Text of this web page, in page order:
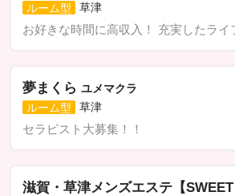
ルーム型
草津
お好きな時間に高収入！ 充実したライ
夢まくら ユメマクラ
ルーム型
草津
セラピスト大募集！！
滋賀・草津メンズエステ【SWEET